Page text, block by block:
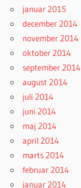
januar 2015
december 2014
november 2014
oktober 2014
september 2014
august 2014
juli 2014
juni 2014
maj 2014
april 2014
marts 2014
februar 2014
januar 2014